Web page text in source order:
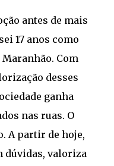
antes de mais
17 anos como
Com
desses
ganha
nas ruas. O
A partir de hoje,
dúvidas, valoriza